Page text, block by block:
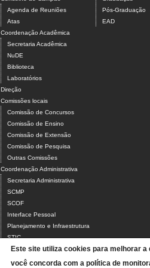
Agenda de Reuniões
Atas
Coordenação Acadêmica
Secretaria Acadêmica
NuDE
Biblioteca
Laboratórios
Direção
Comissões locais
Comissão de Concursos
Comissão de Ensino
Comissão de Extensão
Comissão de Pesquisa
Outras Comissões
Coordenação Administrativa
Secretaria Administrativa
SCMP
SCOF
Interface Pessoal
Planejamento e Infraestrutura
STIC
Servidores
Docentes
Pós-Graduação
EAD
Este site utiliza cookies para melhorar
você concorda com a política de